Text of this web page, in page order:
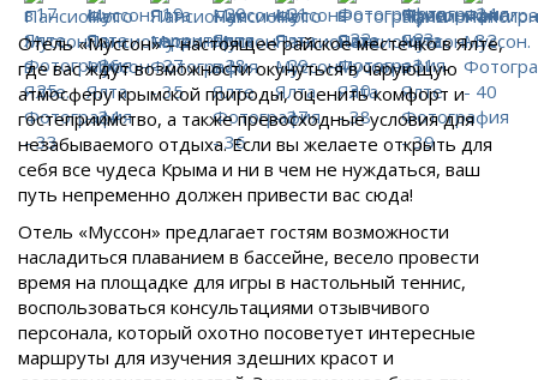
Отель «Муссон» – настоящее райское местечко в Ялте,
где вас ждут возможности окунуться в чарующую
атмосферу крымской природы, оценить комфорт и
гостеприимство, а также превосходные условия для
незабываемого отдыха. Если вы желаете открыть для
себя все чудеса Крыма и ни в чем не нуждаться, ваш
путь непременно должен привести вас сюда!
Отель «Муссон» предлагает гостям возможности
насладиться плаванием в бассейне, весело провести
время на площадке для игры в настольный теннис,
воспользоваться консультациями отзывчивого
персонала, который охотно посоветует интересные
маршруты для изучения здешних красот и